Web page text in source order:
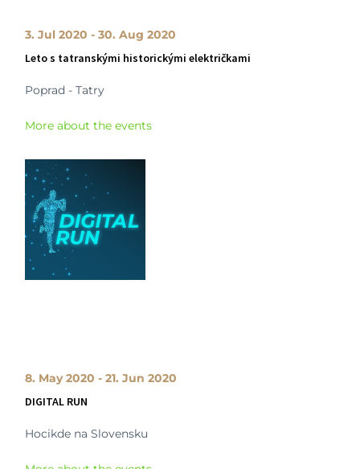
3. Jul 2020 - 30. Aug 2020
Leto s tatranskými historickými električkami
Poprad - Tatry
More about the events
8. May 2020 - 21. Jun 2020
DIGITAL RUN
Hocikde na Slovensku